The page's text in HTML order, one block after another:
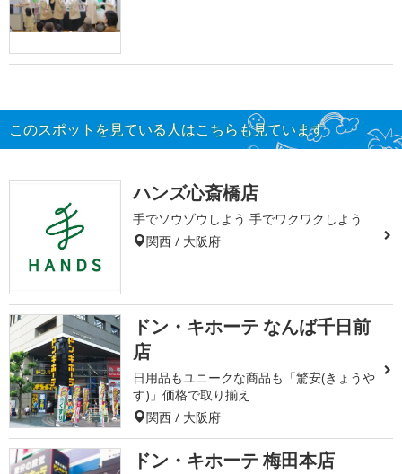
このスポットを見ている人はこちらも見ています
ハンズ心斎橋店
手でソウゾウしよう 手でワクワクしよう
関西 / 大阪府
ドン・キホーテ なんば千日前
店
日用品もユニークな商品も「驚安(きょうや
す)」価格で取り揃え
関西 / 大阪府
ドン・キホーテ 梅田本店